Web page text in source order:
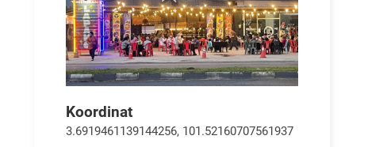
Koordinat
3.6919461139144256, 101.52160707561937